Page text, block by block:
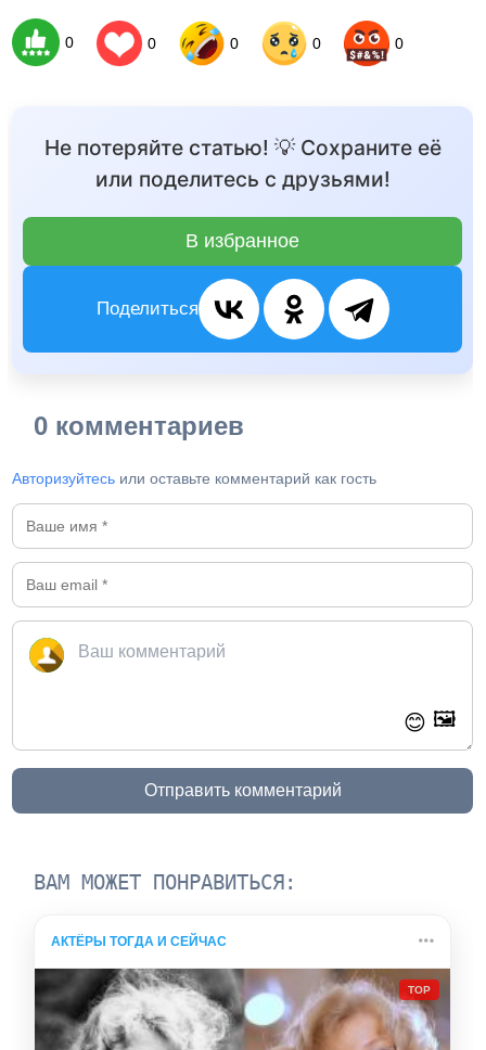
0 0 0 0 0
Не потеряйте статью! 💡 Сохраните её
или поделитесь с друзьями!
В избранное
Поделиться
0 комментариев
Авторизуйтесь или оставьте комментарий как гость
😊 🖼️
Отправить комментарий
ВАМ МОЖЕТ ПОНРАВИТЬСЯ:
АКТЁРЫ ТОГДА И СЕЙЧАС
TOP